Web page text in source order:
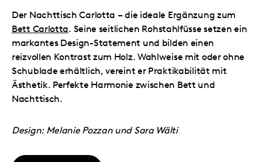
Der Nachttisch Carlotta – die ideale Ergänzung zum
Bett Carlotta. Seine seitlichen Rohstahlfüsse setzen ein
markantes Design-Statement und bilden einen
reizvollen Kontrast zum Holz. Wahlweise mit oder ohne
Schublade erhältlich, vereint er Praktikabilität mit
Ästhetik. Perfekte Harmonie zwischen Bett und
Nachttisch.
Design: Melanie Pozzan und Sara Wälti